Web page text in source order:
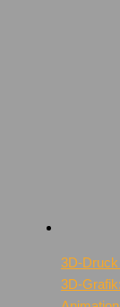
3D-
3D-